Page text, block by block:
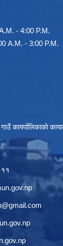
A.M. - 4:00 P.M.
- 3:00 P.M.
कायर्पालिकाकाे